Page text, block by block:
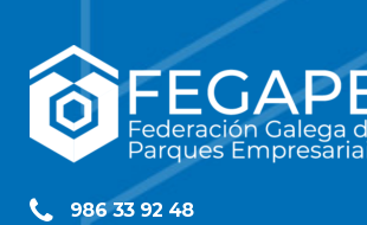
986 33 92 48